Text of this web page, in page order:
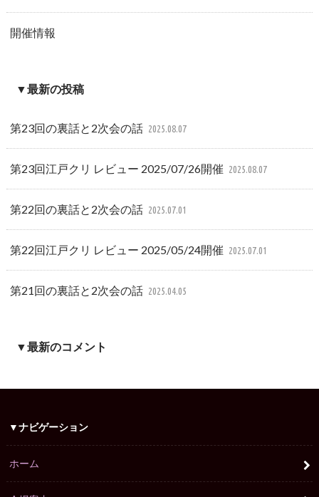
開催情報
▼最新の投稿
第23回の裏話と2次会の話 2025.08.07
第23回江戸クリ レビュー 2025/07/26開催 2025.08.07
第22回の裏話と2次会の話 2025.07.01
第22回江戸クリ レビュー 2025/05/24開催 2025.07.01
第21回の裏話と2次会の話 2025.04.05
▼最新のコメント
▼ナビゲーション
ホーム